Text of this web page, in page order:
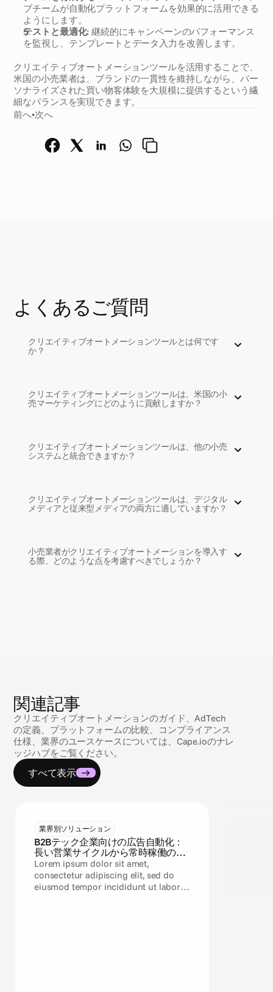
ブチームが自動化プラットフォームを効果的に活用できる
ようにします。
テストと最適化: 継続的にキャンペーンのパフォーマンス
を監視し、テンプレートとデータ入力を改善します。
クリエイティブオートメーションツールを活用することで、
米国の小売業者は、ブランドの一貫性を維持しながら、パー
ソナライズされた買い物客体験を大規模に提供するという繊
細なバランスを実現できます。
前へ•次へ
よくあるご質問
クリエイティブオートメーションツールとは何です
か？
クリエイティブオートメーションツールは、米国の小
売マーケティングにどのように貢献しますか？
クリエイティブオートメーションツールは、他の小売
システムと統合できますか？
クリエイティブオートメーションツールは、デジタル
メディアと従来型メディアの両方に適していますか？
小売業者がクリエイティブオートメーションを導入す
る際、どのような点を考慮すべきでしょうか？
関連記事
クリエイティブオートメーションのガイド、AdTech
の定義、プラットフォームの比較、コンプライアンス
仕様、業界のユースケースについては、Cape.ioのナレ
ッジハブをご覧ください。
すべて表示
業界別ソリューション
B2Bテック企業向けの広告自動化：
長い営業サイクルから常時稼働のパ
イプラインキャンペーンへ
Lorem ipsum dolor sit amet,
consectetur adipiscing elit, sed do
eiusmod tempor incididunt ut labore